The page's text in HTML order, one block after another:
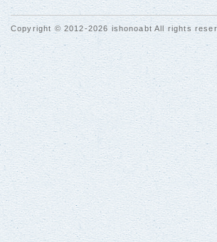
Copyright © 2012-2026 ishonoabt All rights